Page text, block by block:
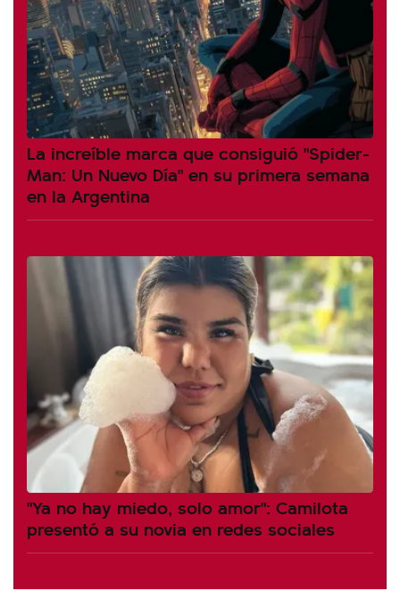
La increíble marca que consiguió "Spider-
Man: Un Nuevo Día" en su primera semana
en la Argentina
"Ya no hay miedo, solo amor": Camilota
presentó a su novia en redes sociales